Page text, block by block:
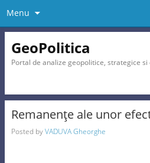
Menu
GeoPolitica
Portal de analize geopolitice, strategice si
Remanenţe ale unor
Posted byVADUVA Gheorghe